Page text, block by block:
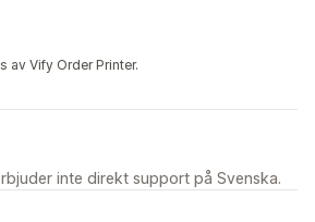
av Vify Order Printer.
inte direkt support på Svenska.